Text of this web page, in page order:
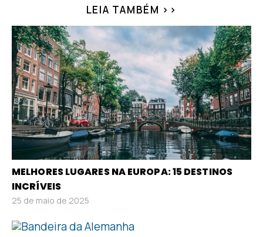
LEIA TAMBÉM >>
MELHORES LUGARES NA EUROPA: 15 DESTINOS
INCRÍVEIS
25 de maio de 2025